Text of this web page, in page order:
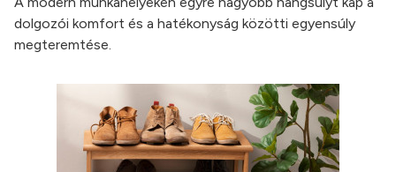
dolgozói komfort és a hatékonyság közötti egyensúly
megteremtése.